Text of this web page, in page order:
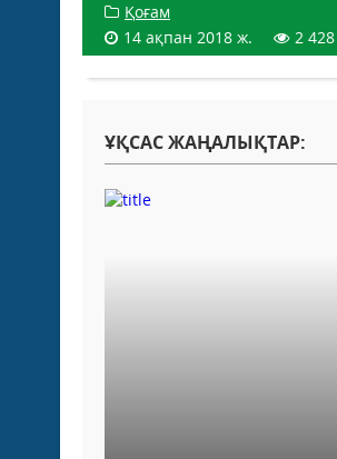
Қоғам
14 ақпан 2018 ж.
2 428
ҰҚСАС ЖАҢАЛЫҚТАР: